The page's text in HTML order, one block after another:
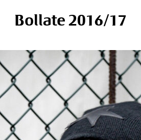
Bollate 2016/17